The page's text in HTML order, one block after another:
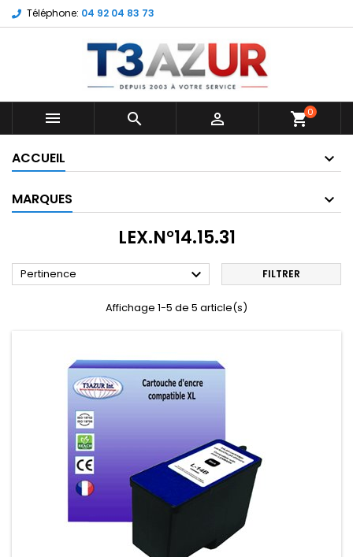
Téléphone: 04 92 04 83 73
   shopping_cart0
ACCUEIL
MARQUES
LEX.N°14.15.31
Pertinence  FILTRER
Affichage 1-5 de 5 article(s)